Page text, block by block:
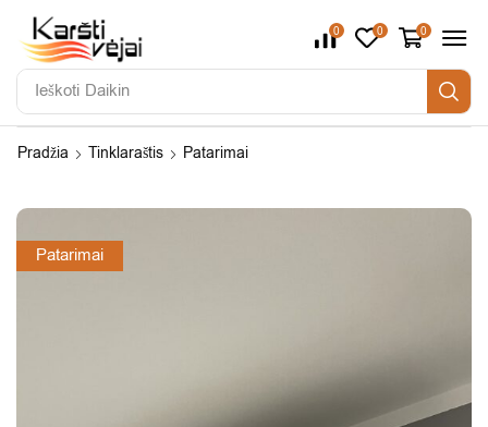
Ieškoti
0 0 0
Pradžia Tinklaraštis Patarimai
Patarimai